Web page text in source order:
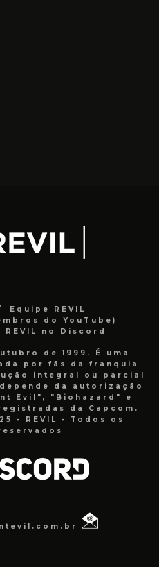
Equipe REVIL
do YouTube)
REVIL no Discord
de 1999. É uma
por fãs da franquia
integral ou parcial
da autorização
Evil", "Biohazard" e
da Capcom.
- REVIL - Todos os